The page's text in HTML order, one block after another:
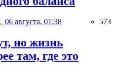
06 августа, 01:38 573
но жизнь
там, где это